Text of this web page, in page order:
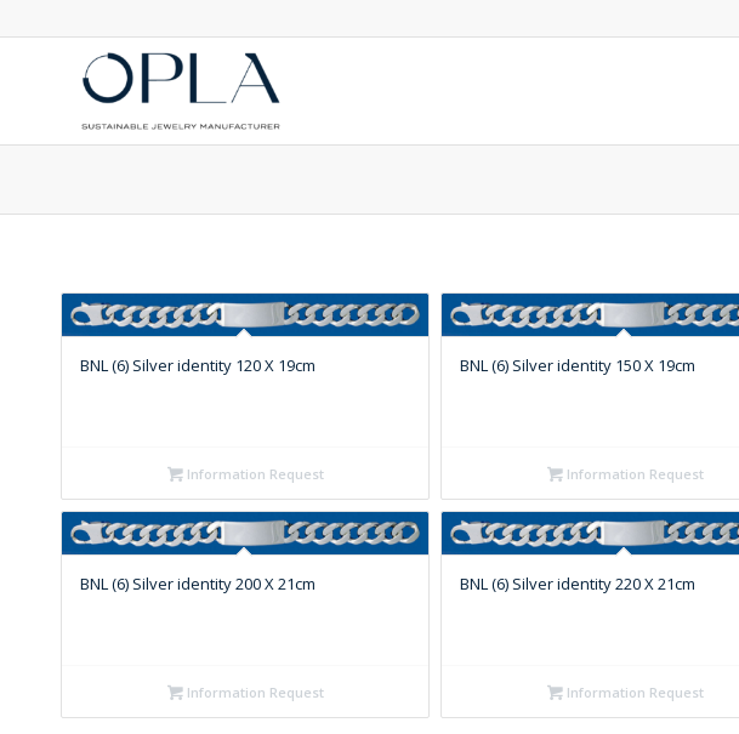
BNL (6) Silver identity 120 X 19cm
Information Request
BNL (6) Silver identity 150 X 19cm
Information Request
BNL (6) Silver identity 200 X 21cm
Information Request
BNL (6) Silver identity 220 X 21cm
Information Request